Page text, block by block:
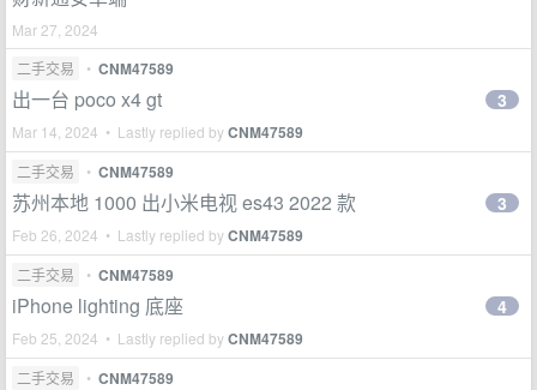
Mar 27, 2024
二手交易
• CNM47589
出一台 poco x4 gt
Mar 14, 2024 • Lastly replied byCNM47589
3
二手交易 • CNM47589
苏州本地 1000 出小米电视 es43 2022 款
Feb 26, 2024 • Lastly replied byCNM47589
3
二手交易 • CNM47589
iPhone lighting 底座
Feb 25, 2024 • Lastly replied byCNM47589
4
二手交易 • CNM47589